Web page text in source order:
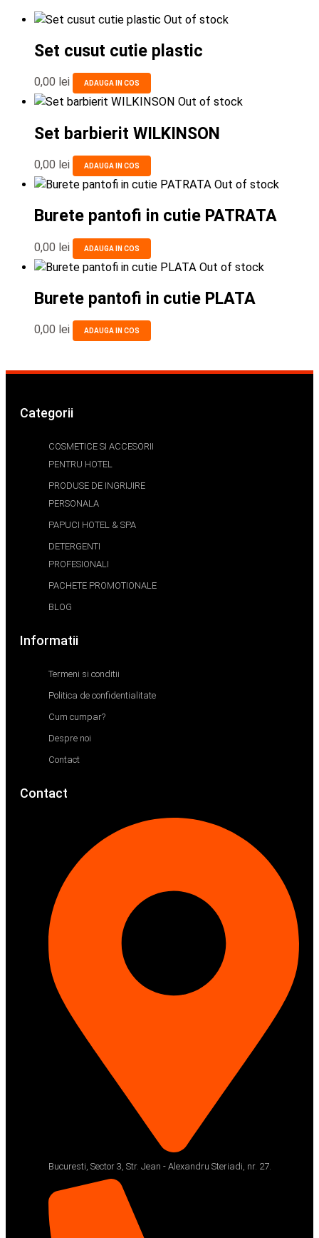
Out of stock
Set cusut cutie plastic
0,00 lei ADAUGA IN COS
Out of stock
Set barbierit WILKINSON
0,00 lei ADAUGA IN COS
Out of stock
Burete pantofi in cutie PATRATA
0,00 lei ADAUGA IN COS
Out of stock
Burete pantofi in cutie PLATA
0,00 lei ADAUGA IN COS
Categorii
COSMETICE SI ACCESORII
PENTRU HOTEL
PRODUSE DE INGRIJIRE
PERSONALA
PAPUCI HOTEL & SPA
DETERGENTI
PROFESIONALI
PACHETE PROMOTIONALE
BLOG
Informatii
Termeni si conditii
Politica de confidentialitate
Cum cumpar?
Despre noi
Contact
Contact
Bucuresti, Sector 3, Str. Jean - Alexandru Steriadi, nr. 27.